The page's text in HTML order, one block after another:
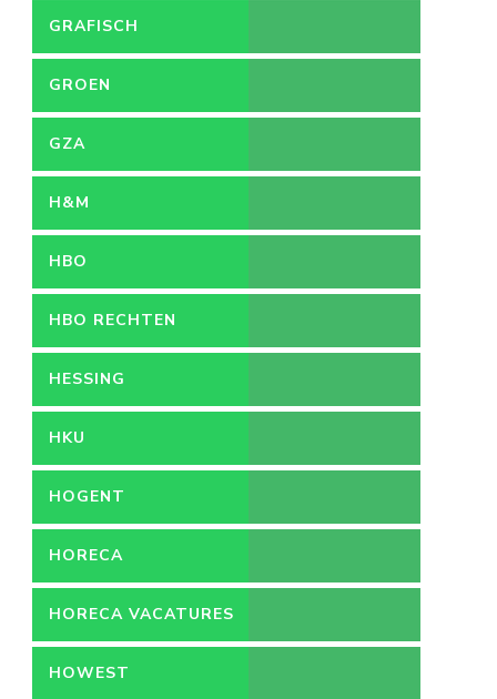
GRAFISCH
ONTWERPER
GROEN
GZA
H&M
HBO
HBO RECHTEN
HESSING
HKU
HOGENT
HORECA
HORECA VACATURES
HOWEST